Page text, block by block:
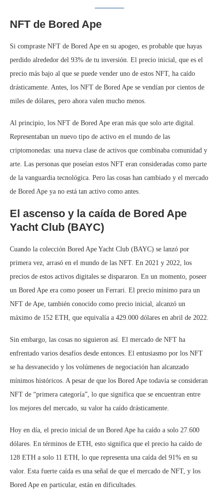
NFT de Bored Ape
Si compraste NFT de Bored Ape en su apogeo, es probable que hayas
perdido alrededor del 93% de tu inversión. El precio inicial, que es el
precio más bajo al que se puede vender uno de estos NFT, ha caído
drásticamente. Antes, los NFT de Bored Ape se vendían por cientos de
miles de dólares, pero ahora valen mucho menos.
Al principio, los NFT de Bored Ape eran más que solo arte digital.
Representaban un nuevo tipo de activo en el mundo de las
criptomonedas: una nueva clase de activos que combinaba comunidad y
arte. Las personas que poseían estos NFT eran consideradas como parte
de la vanguardia tecnológica. Pero las cosas han cambiado y el mercado
de Bored Ape ya no está tan activo como antes.
El ascenso y la caída de Bored Ape
Yacht Club (BAYC)
Cuando la colección Bored Ape Yacht Club (BAYC) se lanzó por
primera vez, arrasó en el mundo de las NFT. En 2021 y 2022, los
precios de estos activos digitales se dispararon. En un momento, poseer
un Bored Ape era como poseer un Ferrari. El precio mínimo para un
NFT de Ape, también conocido como precio inicial, alcanzó un
máximo de 152 ETH, que equivalía a 429.000 dólares en abril de 2022.
Sin embargo, las cosas no siguieron así. El mercado de NFT ha
enfrentado varios desafíos desde entonces. El entusiasmo por los NFT
se ha desvanecido y los volúmenes de negociación han alcanzado
mínimos históricos. A pesar de que los Bored Ape todavía se consideran
NFT de “primera categoría”, lo que significa que se encuentran entre
los mejores del mercado, su valor ha caído drásticamente.
Hoy en día, el precio inicial de un Bored Ape ha caído a solo 27.600
dólares. En términos de ETH, esto significa que el precio ha caído de
128 ETH a solo 11 ETH, lo que representa una caída del 91% en su
valor. Esta fuerte caída es una señal de que el mercado de NFT, y los
Bored Ape en particular, están en dificultades.